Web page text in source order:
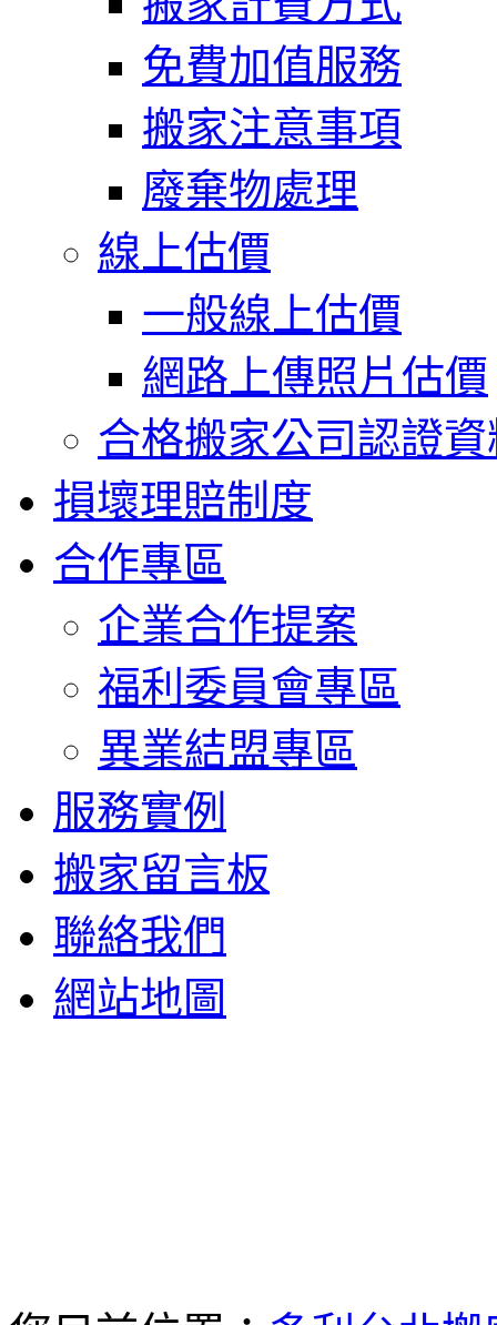
免費加值服務
搬家注意事項
廢棄物處理
線上估價
一般線上估價
網路上傳照片估價
合格搬家公司認證資
損壞理賠制度
合作專區
企業合作提案
福利委員會專區
異業結盟專區
服務實例
搬家留言板
聯絡我們
網站地圖